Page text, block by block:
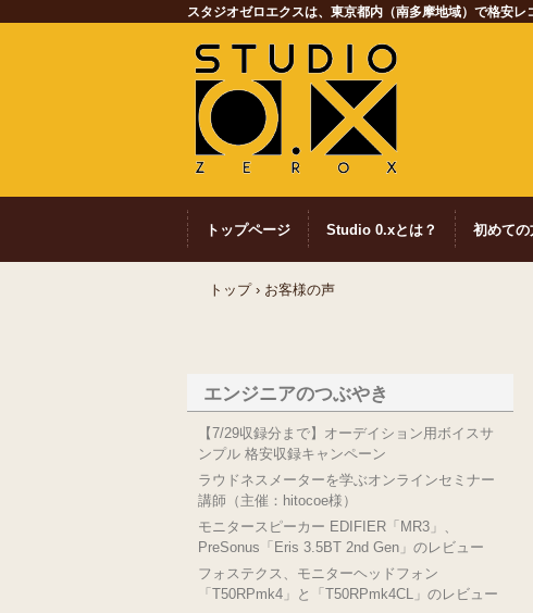
スタジオゼロエクスは、東京都内（南多摩地域）で格安
トップページ Studio 0.xとは？ 初めての
トップ › お客様の声
エンジニアのつぶやき
【7/29収録分まで】オーデイション用ボイスサ
ンプル 格安収録キャンペーン
ラウドネスメーターを学ぶオンラインセミナー
講師（主催：hitocoe様）
モニタースピーカー EDIFIER「MR3」、
PreSonus「Eris 3.5BT 2nd Gen」のレビュー
フォステクス、モニターヘッドフォン
「T50RPmk4」と「T50RPmk4CL」のレビュー